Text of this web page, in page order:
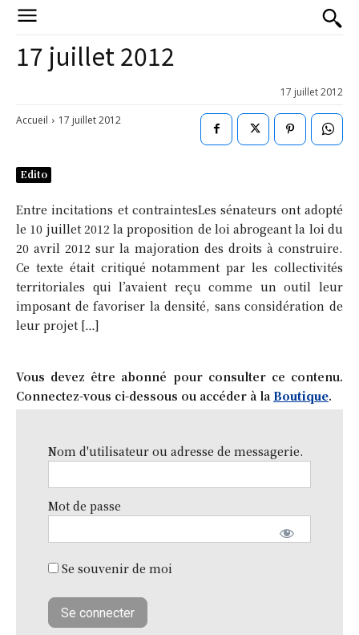
17 juillet 2012
17 juillet 2012
Accueil 17 juillet 2012
Edito
Entre incitations et contraintesLes sénateurs ont adopté
le 10 juillet 2012 la proposition de loi abrogeant la loi du
20 avril 2012 sur la majoration des droits à construire.
Ce texte était critiqué notamment par les collectivités
territoriales qui l’avaient reçu comme un outil leur
imposant de favoriser la densité, sans considération de
leur projet […]
Vous devez être abonné pour consulter ce contenu.
Connectez-vous ci-dessous ou accéder à la Boutique.
Nom d'utilisateur ou adresse de messagerie.
Mot de passe
Se souvenir de moi